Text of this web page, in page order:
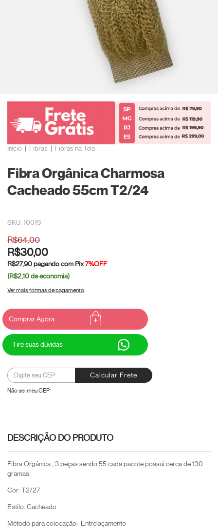
Início | Fibras | Fibras na Tela
Fibra Orgânica Charmosa
Cacheado 55cm T2/24
SKU: 10019
R$64,00
R$30,00
R$27,90pagando com Pix7%OFF
(R$2,10de economia)
Ver mais formas de pagamento
Tire suas dúvidas
Entregas para o CEP:
Calcular Frete
Não sei meu CEP
DESCRIÇÃO DO PRODUTO
Fibra Orgânica , 3 peças sendo 55 cada pacote possui cerca de 130
gramas.
Cor: T2/27
Estilo: Cacheado
Método para colocação: Entrelaçamento